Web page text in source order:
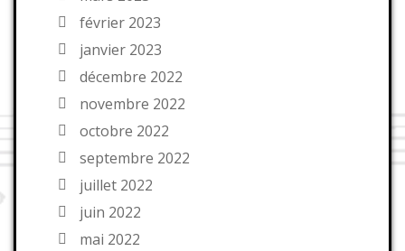
février 2023
janvier 2023
décembre 2022
novembre 2022
octobre 2022
septembre 2022
juillet 2022
juin 2022
mai 2022